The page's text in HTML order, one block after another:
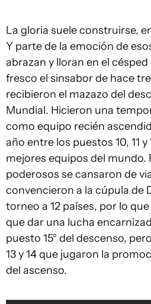
La gloria suele construirse,
Y parte de la emoción de
abrazan y lloran en el
fresco el sinsabor de hace
recibieron el mazazo del
Mundial. Hicieron una
como equipo recién
año entre los puestos 10, 11 y
mejores equipos del mundo.
poderosos se cansaron de
convencieron a la cúpula de
torneo a 12 países, por lo
que dar una lucha
puesto 15° del descenso,
13 y 14 que jugaron la
del ascenso.